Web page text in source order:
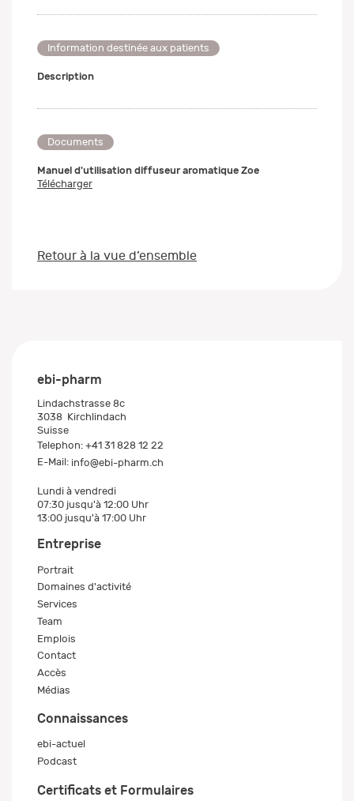
Information destinée aux patients
Description
Documents
Manuel d'utilisation diffuseur aromatique Zoe
Télécharger
Retour à la vue d’ensemble
ebi-pharm
Lindachstrasse 8c
3038 Kirchlindach
Suisse
Telephon: +41 31 828 12 22
E-Mail: info@ebi-pharm.ch
Lundi à vendredi
07:30 jusqu'à 12:00 Uhr
13:00 jusqu'à 17:00 Uhr
Entreprise
Portrait
Domaines d'activité
Services
Team
Emplois
Contact
Accès
Médias
Connaissances
ebi-actuel
Podcast
Certificats et Formulaires